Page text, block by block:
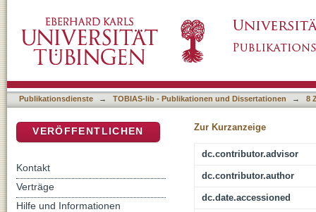
sauerstoffabhängigen Regulation der
Publikationsdienste → TOBIAS-lib - Publikationen und Dissertationen → 8
Zur Kurzanzeige
dc.contributor.advisor
dc.contributor.author
dc.date.accessioned
VERÖFFENTLICHEN
Kontakt
Verträge
Hilfe und Informationen